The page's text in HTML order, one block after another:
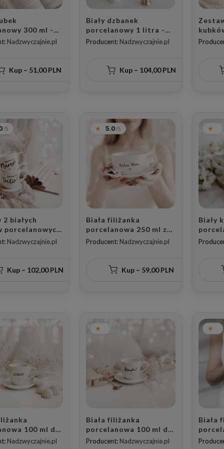
300 ml -
prezes dla
Nadzwyczajnie.pl
Kup – 51,00 PLN
Biały dzbanek
porcelanowy 1 litra -
Motyw złotego serca z
rocznicę ślubu dla
Producent: Nadzwyczajnie.pl
Kup – 104,00 PLN
300
białych
porcelanowych
motyw złotego
Cię Tato dla
Nadzwyczajnie.pl
Kup – 102,00 PLN
5.0
Biała filiżanka
porcelanowa 250 ml ze
spodkiem - motyw
Producent: Nadzwyczajnie.pl
Kup – 59,00 PLN
Biały
100 ml do
ze spodkiem -
Nadzwyczajnie.pl
Biała filiżanka
porcelanowa 100 ml do
espresso ze spodkiem -
Producent: Nadzwyczajnie.pl
Biała